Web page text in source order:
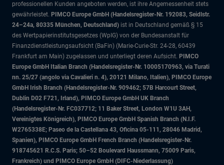
professionellen Kunden angeboten werden, ist ihre Angemessenheit stets
gewährleistet. PIMCO Europe GmbH (Handelsregister-Nr. 192083, Seidlstr.
24–24a, 80335 München, Deutschland) ist in Deutschland gemäß § 15
des Wertpapierinstitutsgesetzes (WpIG) von der Bundesanstalt für
Finanzdienstleistungsaufsicht (BaFin) (Marie-Curie-Str. 24-28, 60439
Frankfurt am Main) zugelassen und unterliegt deren Aufsicht. PIMCO
Europe GmbH Italian Branch (Handelsregister-Nr. 10005170963, via Turati
nn. 25/27 (angolo via Cavalieri n. 4), 20121 Milano, Italien), PIMCO Europe
GmbH Irish Branch (Handelsregister-Nr. 909462; 57B Harcourt Street,
Dublin D02 F721, Irland), PIMCO Europe GmbH UK Branch
(Handelsregister-Nr. FC037712; 11 Baker Street, London W1U 3AH,
Vereinigtes Königreich), PIMCO Europe GmbH Spanish Branch (N.I.F.
W2765338E; Paseo de la Castellana 43, Oficina 05-111, 28046 Madrid,
Spanien), PIMCO Europe GmbH French Branch (Handelsregister-Nr.
918745621 R.C.S. Paris; 50–52 Boulevard Haussmann, 75009 Paris,
Frankreich) und PIMCO Europe GmbH (DIFC-Niederlassung)